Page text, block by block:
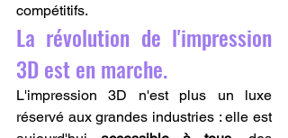
compétitifs.
La révolution de l'impression
3D est en marche.
L'impression 3D n'est plus un luxe
réservé aux grandes industries : elle est